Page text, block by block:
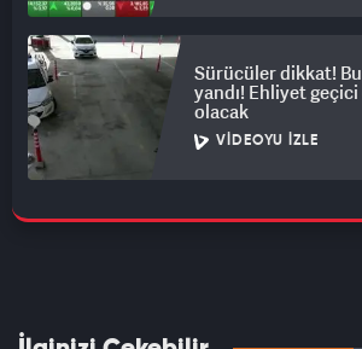
Sürücüler dikkat!
yandı! Ehliyet geçici
olacak
VIDEOYU İZLE